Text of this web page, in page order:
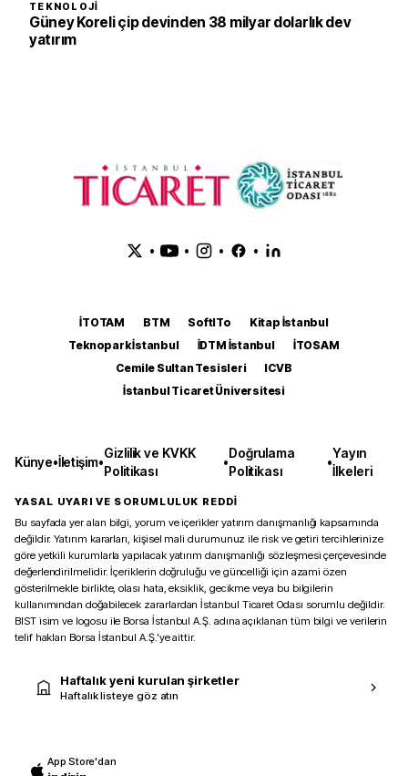
TEKNOLOJI
Güney Koreli çip devinden 38 milyar dolarlık dev
yatırım
• • • •
İTOTAM BTM SoftITo
Kitap İstanbul
Teknopark İstanbul
İDTM İstanbul
İTOSAM
Cemile Sultan Tesisleri
ICVB
İstanbul Ticaret Üniversitesi
Künye•İletişim•
Gizlilik ve KVKK
Politikası
•
Doğrulama
Politikası
•
Yayın
İlkeleri
YASAL UYARI VE SORUMLULUK REDDİ
Bu sayfada yer alan bilgi, yorum ve içerikler yatırım danışmanlığı kapsamında
değildir. Yatırım kararları, kişisel mali durumunuz ile risk ve getiri tercihlerinize
göre yetkili kurumlarla yapılacak yatırım danışmanlığı sözleşmesi çerçevesinde
değerlendirilmelidir. İçeriklerin doğruluğu ve güncelliği için azami özen
gösterilmekle birlikte, olası hata, eksiklik, gecikme veya bu bilgilerin
kullanımından doğabilecek zararlardan İstanbul Ticaret Odası sorumlu değildir.
BIST isim ve logosu ile Borsa İstanbul A.Ş. adına açıklanan tüm bilgi ve verilerin
telif hakları Borsa İstanbul A.Ş.’ye aittir.
Haftalık yeni kurulan şirketler
Haftalık listeye göz atın
App Store'dan